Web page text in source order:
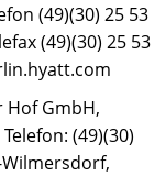
(49)(30) 25 53
(49)(30) 25 53
GmbH,
(49)(30)